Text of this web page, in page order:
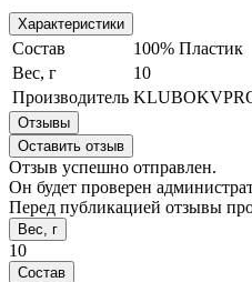
Характеристики
Состав
100% Пластик
Вес, г
10
Производитель
Отзывы
Оставить отзыв
Отзыв успешно отправлен.
Он будет проверен
Перед публикацией отзывы
Вес, г
10
Состав